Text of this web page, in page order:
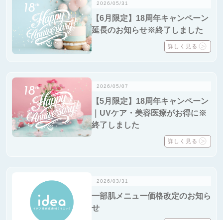
2026/05/31
【6月限定】18周年キャンペーン
延長のお知らせ※終了しました
詳しく見る
2026/05/07
【5月限定】18周年キャンペーン
｜UVケア・美容医療がお得に※
終了しました
詳しく見る
2026/03/31
一部肌メニュー価格改定のお知ら
せ